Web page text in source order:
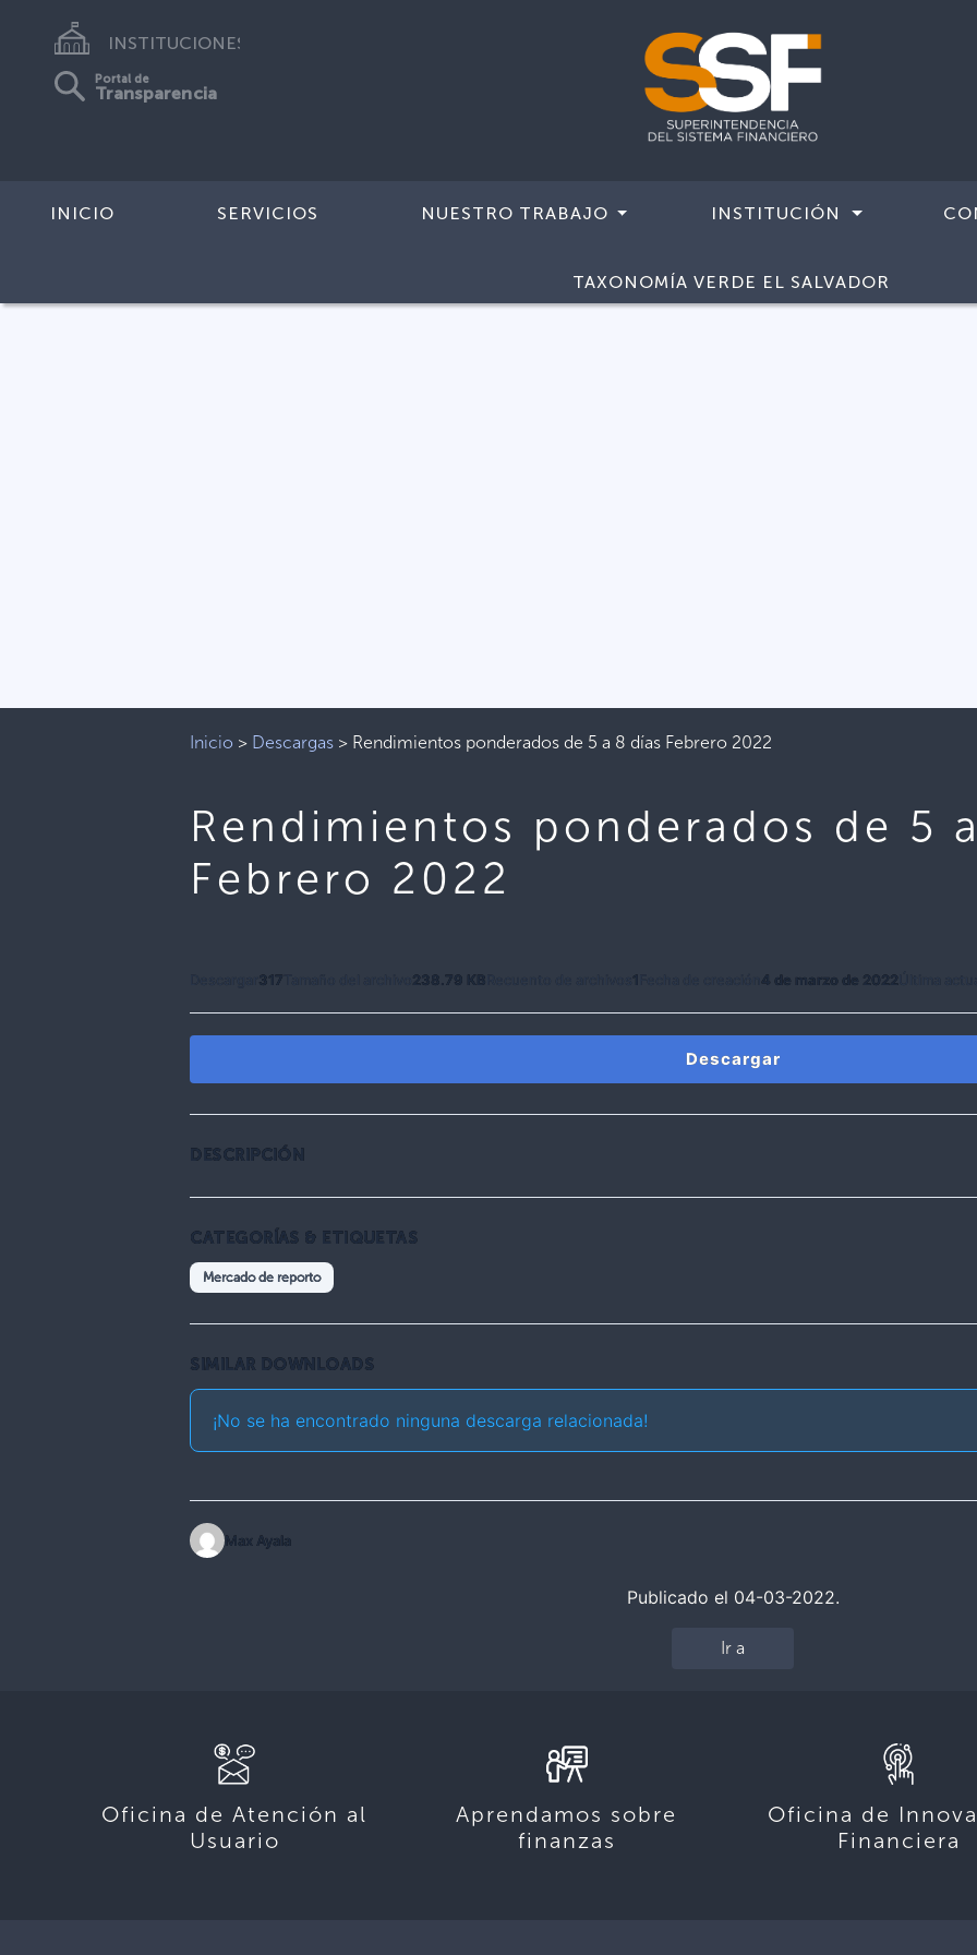
INSTITUCIONES
Portal de
Transparencia
INICIO SERVICIOS NUESTRO TRABAJO INSTITUCIÓN
TAXONOMÍA VERDE EL SALVADOR
Inicio > Descargas > Rendimientos ponderados de 5 a 8 días Febrero 2022
Rendimientos ponderados de 5
Febrero 2022
317 238.79 KB 1 4 de marzo de 2022
Descargar
DESCRIPCIÓN
CATEGORÍAS & ETIQUETAS
Mercado de reporto
SIMILAR DOWNLOADS
¡No se ha encontrado ninguna descarga relacionada!
Max Ayala
Publicado el 04-03-2022.
Ir a
Oficina de Atención al
Usuario
Aprendamos sobre
finanzas
Oficina de
Financiera